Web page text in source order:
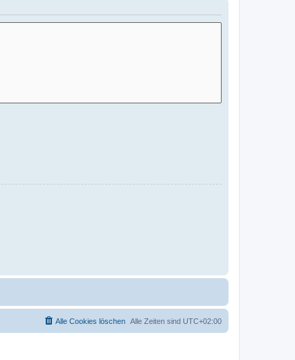
Alle Zeiten sind UTC+02:00
Alle Cookies löschen